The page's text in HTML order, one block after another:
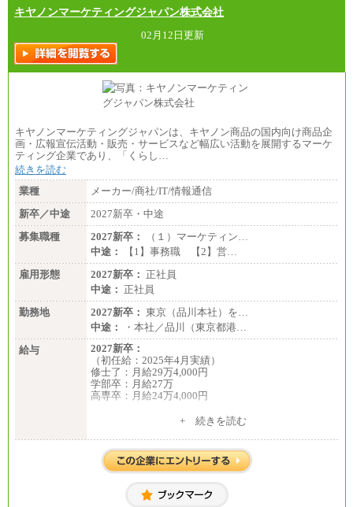
キヤノンマーケティングジャパン株式会社
02月12日更新
キヤノンマーケティングジャパンは、キヤノン商品の国内向け商品企
画・広報宣伝活動・販売・サービスなど幅広い活動を展開するマーケ
ティング企業であり、「くらし…
続きを読む
業種
メーカー/商社/IT/情報通信
新卒／中途
2027新卒・中途
募集職種
2027新卒：
（１）マーケティン…
中途：
【1】事務職 【2】営…
雇用形態
2027新卒： 正社員
中途： 正社員
勤務地
2027新卒： 東京（品川本社）を…
中途：
・本社／品川（東京都港…
給与
2027新卒：
（初任給：2025年4月実績）
修士了：月給29万4,000円
学部卒：月給27万
高専卒：月給24万4,000円
月給 250,000円～350,000円
想定年収 420万円～600万円
入社時の処遇（基本給・賞与）は経験・スキルを考
経験・スキルによっては、記載額を超える場合もあ
+ 続きを読む